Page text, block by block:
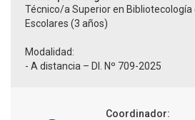
Técnico/a Superior en Bibliotecología
Escolares (3 años)
Modalidad:
- A distancia – DI. Nº 709-2025
Coordinador: